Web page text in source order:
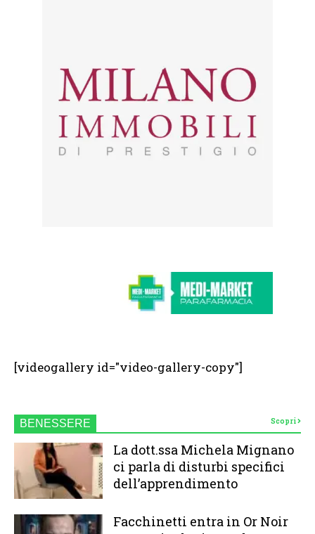
[videogallery id="video-gallery-copy"]
BENESSERE Scopri
La dott.ssa Michela Mignano
ci parla di disturbi specifici
dell’apprendimento
Facchinetti entra in Or Noir